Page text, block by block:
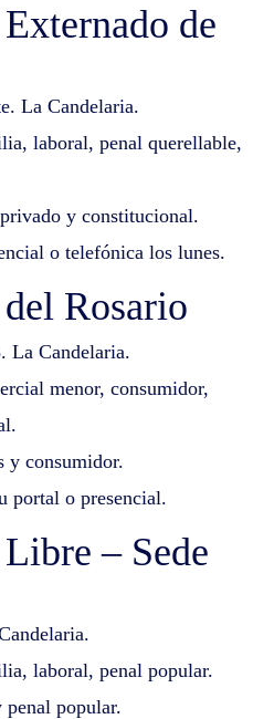
de
La Candelaria.
laboral, penal querellable,
y constitucional.
o telefónica los lunes.
Rosario
La Candelaria.
menor, consumidor,
y consumidor.
portal o presencial.
– Sede
laboral, penal popular.
popular.